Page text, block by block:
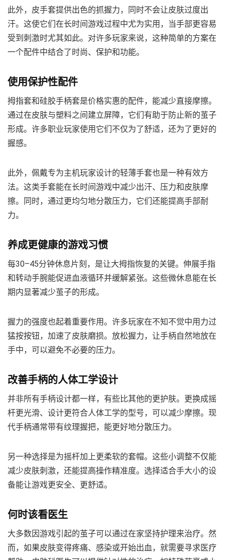
此外，皮手套提供出色的抓握力，同时不会让皮肤过度出
汗。这使它们在长时间游戏过程中尤为实用，当手部更容易
受到刺激时尤其如此。对许多玩家来说，这种简单的方案在
一个配件中结合了时尚、保护和功能。
使用保护性配件
拇指套和硅胶手柄套是价格实惠的配件，能减少直接摩擦。
通过在皮肤与塑料之间建立屏障，它们有助于防止新的茧子
形成。许多职业玩家使用它们不仅为了舒适，还为了更好的
握感。
此外，佩戴专为主机玩家设计的轻薄手套也是一种有效方
法。这类手套能在长时间游戏中减少出汗、压力和皮肤摩
擦。同时，通过更均匀地分散压力，它们还能提高手部耐
力。
养成更健康的游戏习惯
每30–45分钟休息片刻，是让大拇指恢复的关键。伸展手指
和转动手腕能促进血液循环并缓解紧张。这些微休息能在长
期内显著减少茧子的形成。
握力的强度也起着重要作用。许多玩家在不知不觉中用力过
猛按按钮，加速了皮肤磨损。放松握力，让手柄自然地放在
手中，可以避免不必要的压力。
改善手柄的人体工学设计
并非所有手柄设计都一样，有些比其他的更护肤。更换成摇
杆更光滑、设计更符合人体工学的型号，可以减少摩擦。现
代手柄通常带有纹理握把，能更好地分散压力。
另一种选择是为摇杆加上更柔软的套帽。这些小调整不仅能
减少皮肤刺激，还能提高操作精准度。选择适合手大小的设
备能让游戏更安全、更舒适。
何时该看医生
大多数因游戏引起的茧子可以通过在家坚持护理来治疗。然
而，如果皮肤变得疼痛、感染或开始出血，就需要寻求医疗